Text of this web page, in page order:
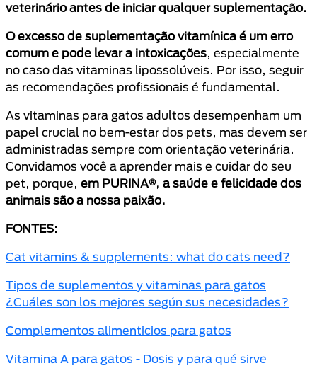
veterinário antes de iniciar qualquer suplementação.
O excesso de suplementação vitamínica é um erro
comum e pode levar a intoxicações, especialmente
no caso das vitaminas lipossolúveis. Por isso, seguir
as recomendações profissionais é fundamental.
As vitaminas para gatos adultos desempenham um
papel crucial no bem-estar dos pets, mas devem ser
administradas sempre com orientação veterinária.
Convidamos você a aprender mais e cuidar do seu
pet, porque, em PURINA®, a saúde e felicidade dos
animais são a nossa paixão.
FONTES:
Cat vitamins & supplements: what do cats need?
Tipos de suplementos y vitaminas para gatos
¿Cuáles son los mejores según sus necesidades?
Complementos alimenticios para gatos
Vitamina A para gatos - Dosis y para qué sirve